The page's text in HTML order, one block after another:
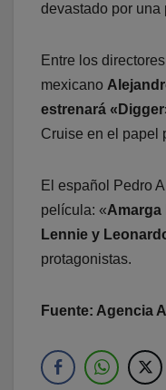
devastado por una
Entre los
mexicano
estrenará
Cruise en el papel
El español Pedro
película: «Amarga
Lennie y
protagonistas.
Fuente: Agencia